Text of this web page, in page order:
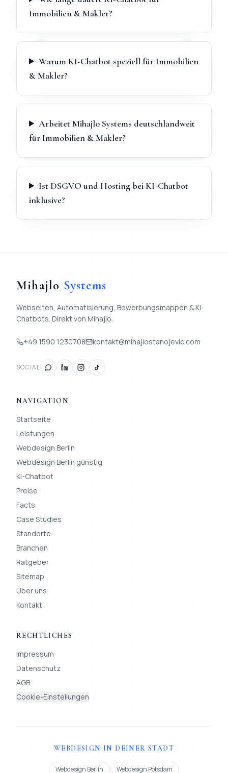
Immobilien & Makler?
Warum KI-Chatbot speziell für Immobilien
& Makler?
Arbeitet Mihajlo Systems deutschlandweit
für Immobilien & Makler?
Ist DSGVO und Hosting bei KI-Chatbot
inklusive?
Mihajlo Systems
Webseiten, Automatisierung, Bewerbungsmappen & KI-
Chatbots. Direkt von Mihajlo.
+49 1590 1230708 kontakt@mihajlostanojevic.com
SOCIAL
NAVIGATION
Startseite
Leistungen
Webdesign Berlin
Webdesign Berlin günstig
KI-Chatbot
Preise
Facts
Case Studies
Standorte
Branchen
Ratgeber
Sitemap
Über uns
Kontakt
RECHTLICHES
Impressum
Datenschutz
AGB
Cookie-Einstellungen
WEBDESIGN IN DEINER STADT
Webdesign Berlin Webdesign Potsdam